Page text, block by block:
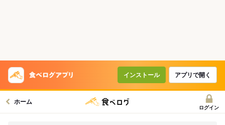
インストール アプリで開く
ホーム
ログイン